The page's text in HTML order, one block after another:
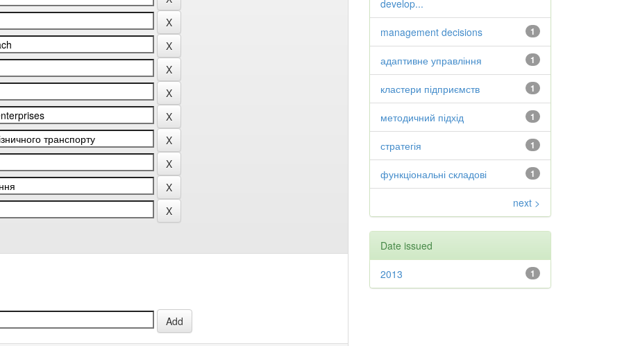
develop...
1
management decisions
1
адаптивне управління
1
кластери підприємств
1
методичний підхід
1
стратегія
1
функціональні складові
next >
Date issued
1
2013